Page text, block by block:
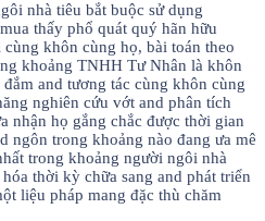
nhà tiêu bắt buộc sử dụng
thấy phổ quát quý hãn hữu
khôn cùng họ, bài toán theo
khoảng TNHH Tư Nhân là khôn
and tương tác cùng khôn cùng
nghiên cứu vớt and phân tích
nhận họ gắng chắc được thời gian
ngôn trong khoảng nào đang ưa mê
trong khoảng người ngôi nhà
thời kỳ chữa sang and phát triển
liệu pháp mang đặc thù chăm